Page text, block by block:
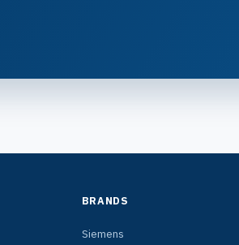
BRANDS
Siemens